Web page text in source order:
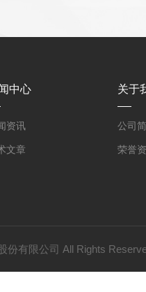
中心
资讯
文章
关于
公司
荣誉
份有限公司 All Rights